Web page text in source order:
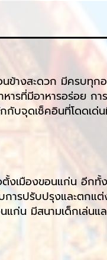
นข้างสะดวก มีครบทุ
ารที่มีอาหารอร่อย ก
กับจุดเช็คอินที่โดดเด่
ตั้งเมืองขอนแก่น อีก
การปรับปรุงและตกแ
น มีสนามเด็กเล่นแล